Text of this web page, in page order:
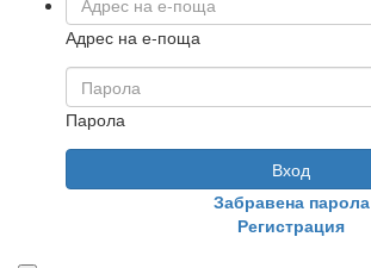
Адрес на е-поща
Парола
Вход
Забравена парола
Регистрация